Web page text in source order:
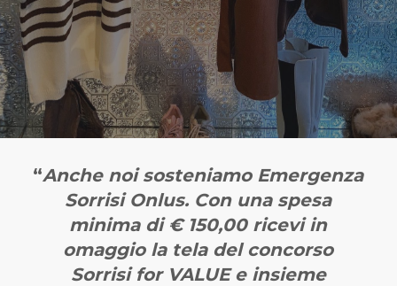
“Anche noi sosteniamo Emergenza
Sorrisi Onlus. Con una spesa
minima di € 150,00 ricevi in
omaggio la tela del concorso
Sorrisi for VALUE e insieme